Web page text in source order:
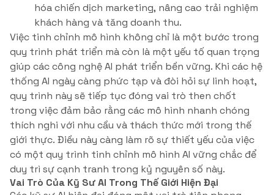
hóa chiến dịch marketing, nâng cao trải nghiệm
khách hàng và tăng doanh thu.
Việc tinh chỉnh mô hình không chỉ là một bước trong
quy trình phát triển mà còn là một yếu tố quan trọng
giúp các công nghệ AI phát triển bền vững. Khi các hệ
thống AI ngày càng phức tạp và đòi hỏi sự linh hoạt,
quy trình này sẽ tiếp tục đóng vai trò then chốt
trong việc đảm bảo rằng các mô hình nhanh chóng
thích nghi với nhu cầu và thách thức mới trong thế
giới thực. Điều này càng làm rõ sự thiết yếu của việc
có một quy trình tinh chỉnh mô hình AI vững chắc để
duy trì sự cạnh tranh trong kỷ nguyên số này.
Vai Trò Của Kỹ Sư AI Trong Thế Giới Hiện Đại